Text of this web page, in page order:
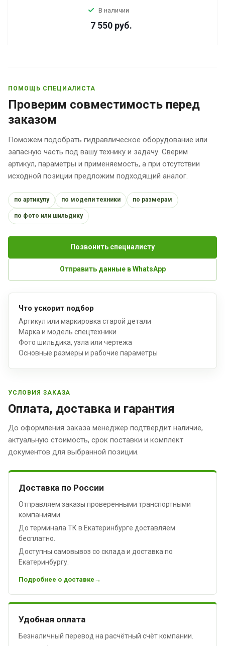
В наличии
7 550 руб.
ПОМОЩЬ СПЕЦИАЛИСТА
Проверим совместимость перед
заказом
Поможем подобрать гидравлическое оборудование или
запасную часть под вашу технику и задачу. Сверим
артикул, параметры и применяемость, а при отсутствии
исходной позиции предложим подходящий аналог.
по артикулу по модели техники по размерам
по фото или шильдику
Позвонить специалисту
Отправить данные в WhatsApp
Что ускорит подбор
Артикул или маркировка старой детали
Марка и модель спецтехники
Фото шильдика, узла или чертежа
Основные размеры и рабочие параметры
УСЛОВИЯ ЗАКАЗА
Оплата, доставка и гарантия
До оформления заказа менеджер подтвердит наличие,
актуальную стоимость, срок поставки и комплект
документов для выбранной позиции.
Доставка по России
Отправляем заказы проверенными транспортными
компаниями.
До терминала ТК в Екатеринбурге доставляем
бесплатно.
Доступны самовывоз со склада и доставка по
Екатеринбургу.
Подробнее о доставке
Удобная оплата
Безналичный перевод на расчётный счёт компании.